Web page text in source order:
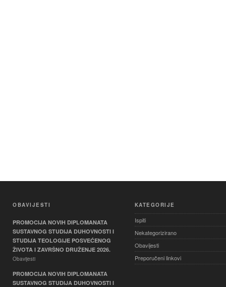
OBAVIJESTI
PROMOCIJA NOVIH DIPLOMANATA
SUSTAVNOG STUDIJA DUHOVNOSTI I
STUDIJA TEOLOGIJE POSVEĆENOG
ŽIVOTA I ZAVRŠNO DRUŽENJE 2026.
Obavijesti
PROMOCIJA NOVIH DIPLOMANATA
SUSTAVNOG STUDIJA DUHOVNOSTI I
KATEGORIJE
Ispiti
Nekategorizirano
Obavijesti
Preporučeni linkovi